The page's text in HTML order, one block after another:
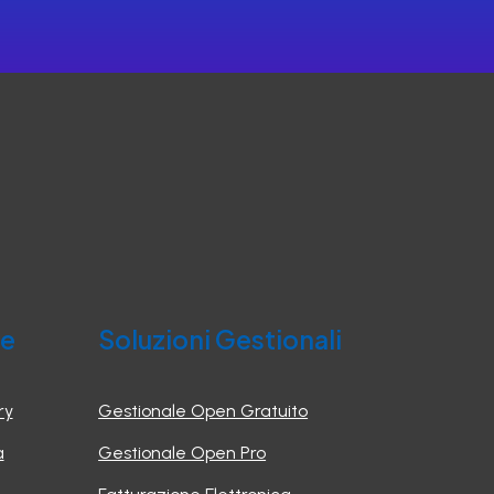
Soluzioni Gestionali
Gestionale Open Gratuito
Gestionale Open Pro